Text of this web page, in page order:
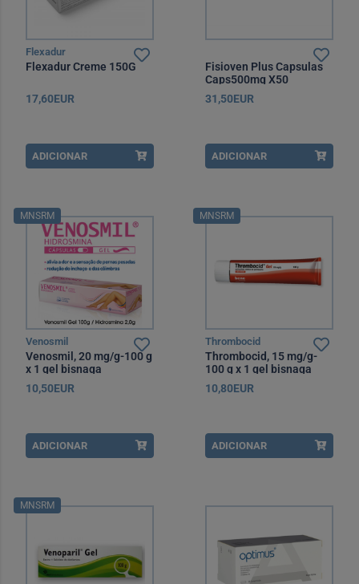
Flexadur
Flexadur Creme 150G
17,60EUR
ADICIONAR
Fisioven Plus Capsulas
Caps500mg X50
31,50EUR
ADICIONAR
MNSRM
Venosmil
Venosmil, 20 mg/g-100 g
x 1 gel bisnaga
10,50EUR
ADICIONAR
MNSRM
Thrombocid
Thrombocid, 15 mg/g-
100 g x 1 gel bisnaga
10,80EUR
ADICIONAR
MNSRM